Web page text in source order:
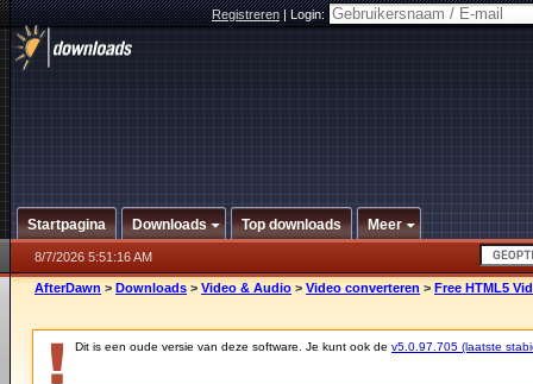
Registreren|Login:
Startpagina Downloads Top downloads Meer
8/7/2026 5:51:16 AM
AfterDawn > Downloads > Video & Audio > Video converteren > Free HTML5
Dit is een oude versie van deze software. Je kunt ook de v5.0.97.705 (laatste